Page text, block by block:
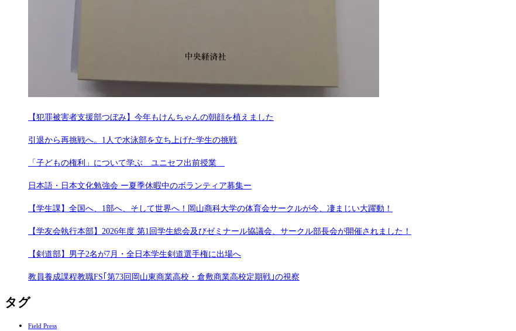
【犯罪被害者支援部つぼみ】今年もけんちゃんの朝顔を植えました
引退から再挑戦へ。1人で水泳部を立ち上げた学生の挑戦
「子どもの権利」について学ぶ ユニセフ出前授業
日本語・日本文化勉強会 ー夏季休暇中のボランティア募集ー
【学生課】全国へ、1部へ、そして世界へ！岡山商科大学の体育会サークルが今、凄まじい大躍動！
【学友会執行本部】2026年度 第1回学生総会及びゼミナール協議会、サークル部長会が開催されました！
【剣道部】男子2名が7月・全日本学生剣道選手権に出場へ
教員養成課程教職FS｢第73回岡山東商業高校・倉敷商業高校定期戦｣の視察
タグ
Field Press